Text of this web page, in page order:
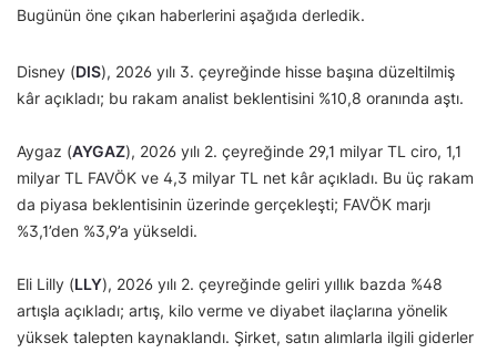
Bugünün öne çıkan haberlerini aşağıda derledik.
Disney (DIS), 2026 yılı 3. çeyreğinde hisse başına düzeltilmiş
kâr açıkladı; bu rakam analist beklentisini %10,8 oranında aştı.
Aygaz (AYGAZ), 2026 yılı 2. çeyreğinde 29,1 milyar TL ciro, 1,1
milyar TL FAVÖK ve 4,3 milyar TL net kâr açıkladı. Bu üç rakam
da piyasa beklentisinin üzerinde gerçekleşti; FAVÖK marjı
%3,1’den %3,9’a yükseldi.
Eli Lilly (LLY), 2026 yılı 2. çeyreğinde geliri yıllık bazda %48
artışla açıkladı; artış, kilo verme ve diyabet ilaçlarına yönelik
yüksek talepten kaynaklandı. Şirket, satın alımlarla ilgili giderler